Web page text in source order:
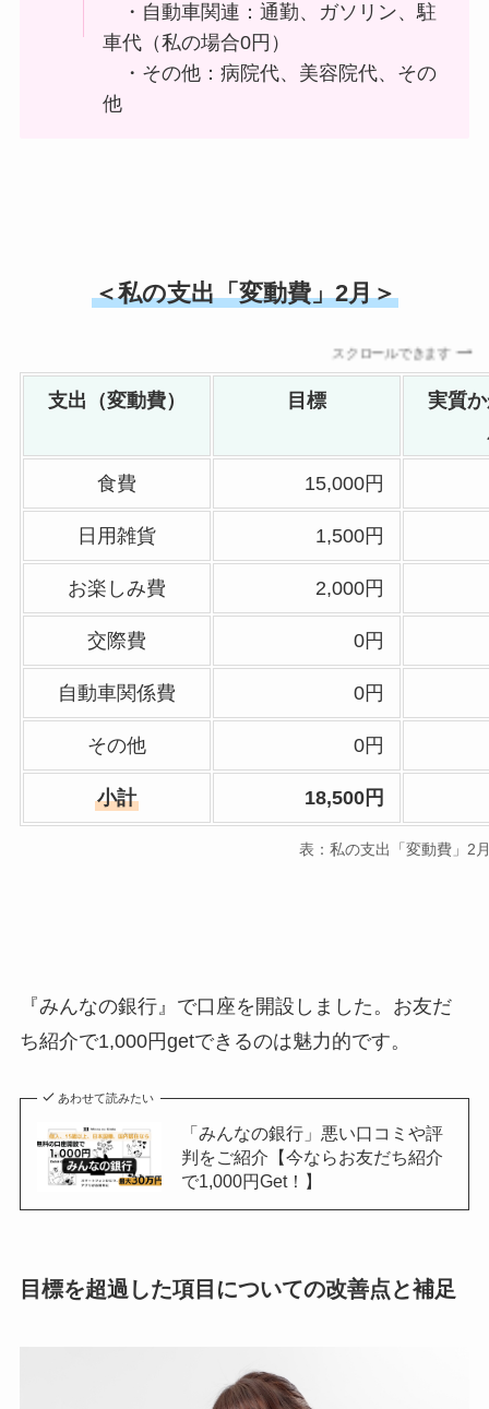
・自動車関連：通勤、ガソリン、駐
車代（私の場合0円）
・その他：病院代、美容院代、その
他
＜私の支出「変動費」2月＞
スクロールできます
支出（変動費） 目標
実質
食費 15,000円
日用雑貨 1,500円
お楽しみ費 2,000円
交際費 0円
自動車関係費 0円
その他 0円
小計 18,500円
表：私の支出「変動費」2
『みんなの銀行』で口座を開設しました。お友だ
ち紹介で1,000円getできるのは魅力的です。
あわせて読みたい
「みんなの銀行」悪い口コミや評
判をご紹介【今ならお友だち紹介
で1,000円Get！】
目標を超過した項目についての改善点と補足